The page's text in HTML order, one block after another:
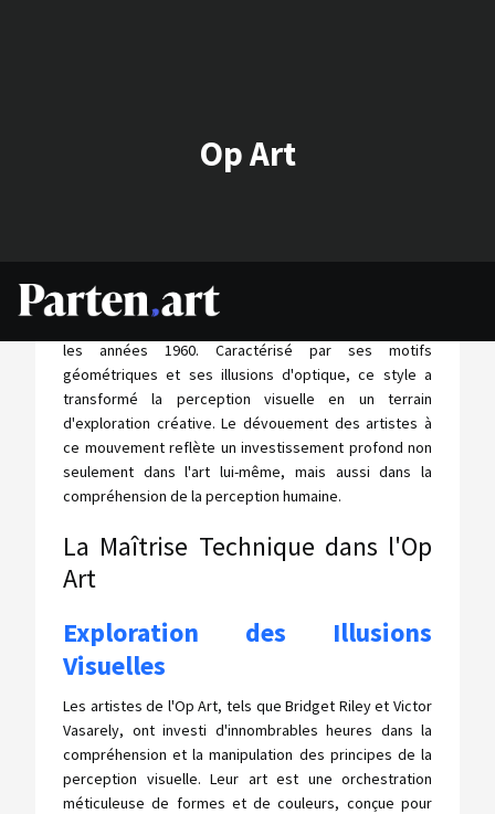
Op Art
L'Op Art, une fusion entre l'art et la science optique, a
les années 1960. Caractérisé par ses motifs
géométriques et ses illusions d'optique, ce style a
transformé la perception visuelle en un terrain
d'exploration créative. Le dévouement des artistes à
ce mouvement reflète un investissement profond non
seulement dans l'art lui-même, mais aussi dans la
compréhension de la perception humaine.
La Maîtrise Technique dans l'Op
Art
Exploration des Illusions
Visuelles
Les artistes de l'Op Art, tels que Bridget Riley et Victor
Vasarely, ont investi d'innombrables heures dans la
compréhension et la manipulation des principes de la
perception visuelle. Leur art est une orchestration
méticuleuse de formes et de couleurs, conçue pour